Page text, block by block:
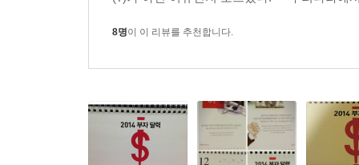
해서 그 사람을 동전 던지기의 천재라고 할 수 있을
전문가라도 전적으로 신뢰해서는 안 된다. 과거
밀러만 해도 2006년 이후 3년 연속으로 시장 평균
“펀드 매니저나 애널리스트들의 예측 적중률은
전문가들의 말을 믿을 수 없다면 원금 보장 상품
8명이 이 리뷰를 추천합니다.